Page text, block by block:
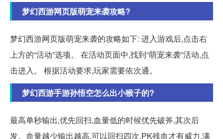
梦幻西游网页版萌宠来袭攻略?
梦幻西游网页版萌宠来袭的攻略如下: 进入游戏后,点击右
上方的“活动”选项。 在活动页面中,找到“萌宠来袭”活动,点
击进入。 根据活动要求,玩家需要依次通。
梦幻西游手游孙悟空怎么出小猴子的?
最高单秒输出,优先回扫,血量低的时候优先破斧,其次后
发。血量越少输出越高,可以回扫四次,PK残血才有威力,满